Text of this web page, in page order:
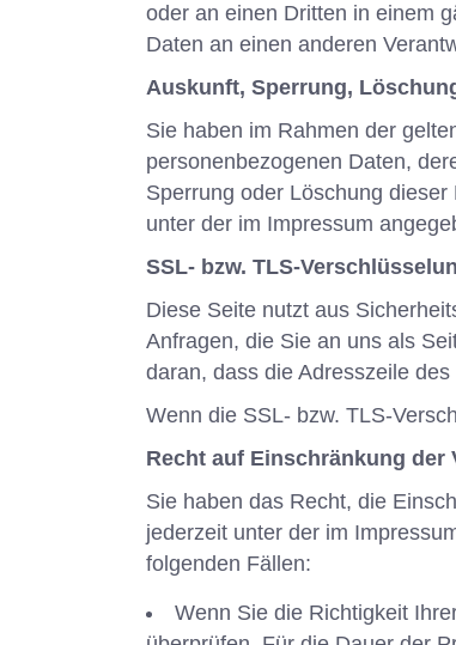
oder an einen Dritten in einem
Daten an einen anderen
Auskunft, Sperrung,
Sie haben im Rahmen der
personenbezogenen Daten,
Sperrung oder Löschung
unter der im Impressum
SSL- bzw. TLS-
Diese Seite nutzt aus
Anfragen, die Sie an uns als
daran, dass die Adresszeile
Wenn die SSL- bzw. TLS-
Recht auf Einschränkung der
Sie haben das Recht, die
jederzeit unter der im
folgenden Fällen:
Wenn Sie die Richtigkeit